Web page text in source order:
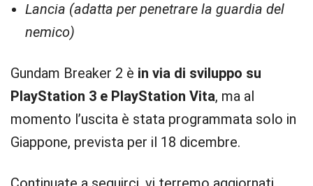
Lancia (adatta per penetrare la guardia del
nemico)
Gundam Breaker 2 è in via di sviluppo su
PlayStation 3 e PlayStation Vita, ma al
momento l’uscita è stata programmata solo in
Giappone, prevista per il 18 dicembre.